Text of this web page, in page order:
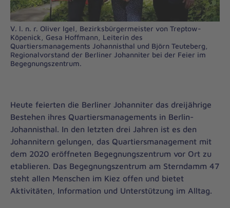
V. l. n. r. Oliver Igel, Bezirksbürgermeister von Treptow-
Köpenick, Gesa Hoffmann, Leiterin des
Quartiersmanagements Johannisthal und Björn Teuteberg,
Regionalvorstand der Berliner Johanniter bei der Feier im
Begegnungszentrum.
Heute feierten die Berliner Johanniter das dreijährige
Bestehen ihres Quartiersmanagements in Berlin-
Johannisthal. In den letzten drei Jahren ist es den
Johannitern gelungen, das Quartiersmanagement mit
dem 2020 eröffneten Begegnungszentrum vor Ort zu
etablieren. Das Begegnungszentrum am Sterndamm 47
steht allen Menschen im Kiez offen und bietet
Aktivitäten, Information und Unterstützung im Alltag.